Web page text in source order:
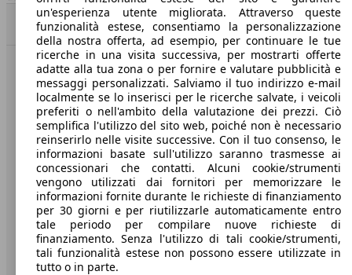
Torna su
Benvenuti su AutoScout24, il mercato auto europeo.
Società
A proposito di AutoScout24
Stampa
Media
Condizioni generali
Informazioni
un'esperienza utente migliorata. Attraverso queste
funzionalità estese, consentiamo la personalizzazione
della nostra offerta, ad esempio, per continuare le tue
ricerche in una visita successiva, per mostrarti offerte
adatte alla tua zona o per fornire e valutare pubblicità e
messaggi personalizzati. Salviamo il tuo indirizzo e-mail
localmente se lo inserisci per le ricerche salvate, i veicoli
preferiti o nell'ambito della valutazione dei prezzi. Ciò
semplifica l'utilizzo del sito web, poiché non è necessario
reinserirlo nelle visite successive. Con il tuo consenso, le
informazioni basate sull'utilizzo saranno trasmesse ai
concessionari che contatti. Alcuni cookie/strumenti
vengono utilizzati dai fornitori per memorizzare le
informazioni fornite durante le richieste di finanziamento
per 30 giorni e per riutilizzarle automaticamente entro
tale periodo per compilare nuove richieste di
finanziamento. Senza l'utilizzo di tali cookie/strumenti,
tali funzionalità estese non possono essere utilizzate in
tutto o in parte.